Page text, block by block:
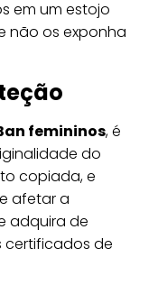
em um estojo
não os exponha
femininos, é
do
copiada, e
afetar a
adquira de
certificados de